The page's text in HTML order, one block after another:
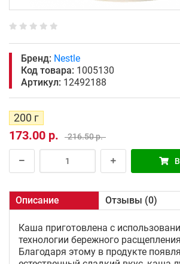
Бренд: Nestle
Код товара: 1005130
Артикул: 12492188
200 г
173.00 р. 216.50 р.
Описание Отзывы (0)
Каша приготовлена с
технологии бережного
Благодаря этому в продукте